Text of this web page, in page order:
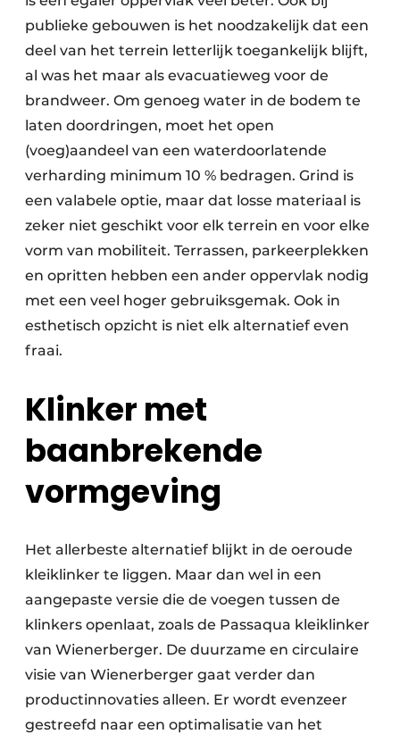
publieke gebouwen is het noodzakelijk dat een
deel van het terrein letterlijk toegankelijk blijft,
al was het maar als evacuatieweg voor de
brandweer. Om genoeg water in de bodem te
laten doordringen, moet het open
(voeg)aandeel van een waterdoorlatende
verharding minimum 10 % bedragen. Grind is
een valabele optie, maar dat losse materiaal is
zeker niet geschikt voor elk terrein en voor elke
vorm van mobiliteit. Terrassen, parkeerplekken
en opritten hebben een ander oppervlak nodig
met een veel hoger gebruiksgemak. Ook in
esthetisch opzicht is niet elk alternatief even
fraai.
Klinker met
baanbrekende
vormgeving
Het allerbeste alternatief blijkt in de oeroude
kleiklinker te liggen. Maar dan wel in een
aangepaste versie die de voegen tussen de
klinkers openlaat, zoals de Passaqua kleiklinker
van Wienerberger. De duurzame en circulaire
visie van Wienerberger gaat verder dan
productinnovaties alleen. Er wordt evenzeer
gestreefd naar een optimalisatie van het